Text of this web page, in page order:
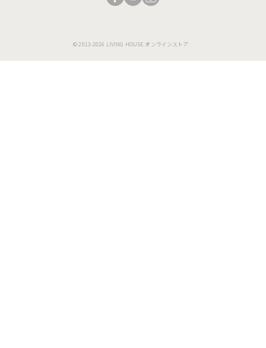
© 2013-2026 LIVING HOUSE.オンラインストア.